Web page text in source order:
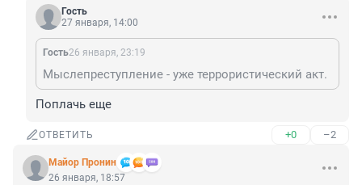
Гость
27 января, 14:00
Гость26 января, 23:19
Мыслепреступление - уже террористический акт.
Поплачь еще
ОТВЕТИТЬ +0 –2
Майор Пронин
26 января, 18:57